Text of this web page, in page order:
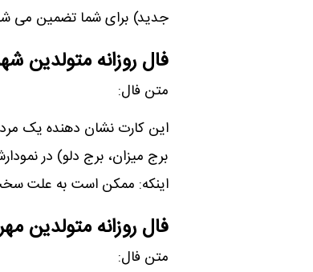
جدید) برای شما تضمین می
فال روزانه متولدین
متن فال:
این کارت نشان دھنده یک
برج میزان، برج دلو) در
اینکه: ممکن است به علت
فال روزانه متولدین
متن فال: